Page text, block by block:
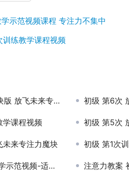
示范视频课程 专注力不集中
练教学课程视频
力教学示范视频课程 初级 第6次 放
学课程视频 初级 第5次 放
来专注力魔块 初级 第1次训
5岁幼儿园儿童使用 注意力教案 初